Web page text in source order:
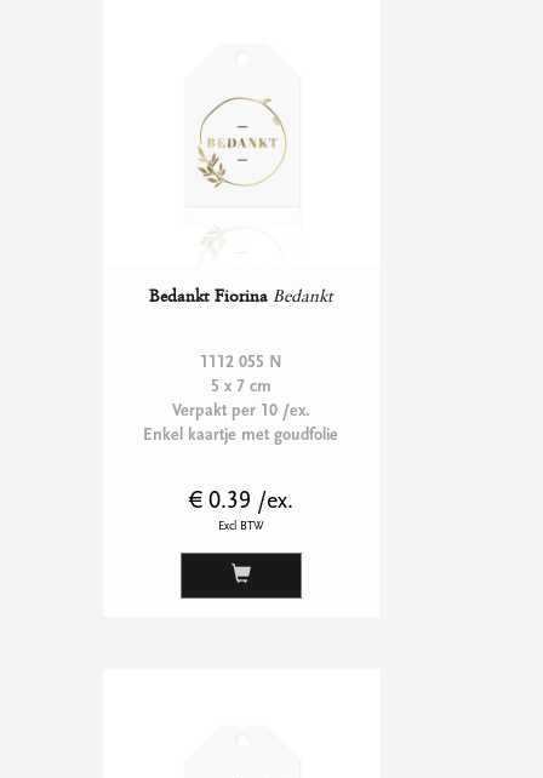
Bedankt Fiorina Bedankt
1112 055 N
5 x 7 cm
Verpakt per 10 /ex.
Enkel kaartje met goudfolie
€ 0.39 /ex.
Excl BTW